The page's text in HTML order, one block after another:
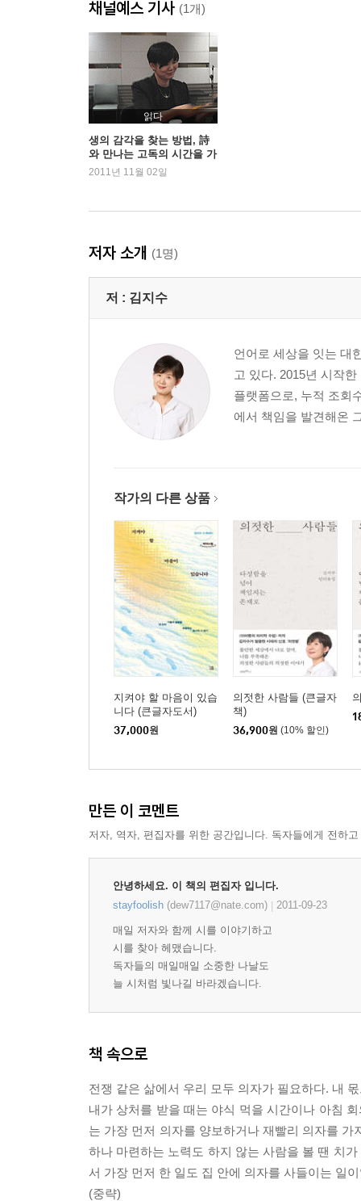
생활을 산다는 것_완전한 슬픔 / 황규관
번짐의 기적_수묵 정원 9 - 번짐 / 장석남
돌침대와 라텍스_침대를 타고 달렸어 / 신현림
아무것도 아닌 것의 위대함_지금, 이 시대 | 박경원
질투의 열정_질투는 나의 힘 / 기형도
인생은 개척이 아니라 살아가는 것_속리산에서 /
2부산다는 것은 곧 생의 무게를 지탱하며 ··· 제 무
그 안도의 땅_닿고 싶은 곳 / 최문자
시지푸스의 운명_야간 산행 / 오세영
다리미의 눈물_추억의 다림질 / 정끝별
반지하 인간_지하인간 / 장정일
시인의 마을_꽃지는 저녁 / 정호승
의자를 샀다_의자 / 이정록
눈물과 똥물의 인과관계_손을 씻는다 / 정진혁
몇 겹의 여자_늙은 여자 / 최정례
일의 기쁨과 슬픔_생활에게 / 이병률
새가 먼저인지 알이 먼저인지…_삶은 달걀 / 백우선
가시는 상처고 가시는 무기다_가시 / 남진우
3부어찌할 바를 몰라도 ··· 또 어찌어찌 살아내는 것
밧줄이 필요해_내 자아가 머무는 곳 / 박서원
키리코의 그림과 함께 한 15초_슬픔이 없는 십오
보톡스가 뭐길래_주름 / 송경동
어찌할 수 없고, 어찌 할 바를 몰라도_어쩌자고 / 진
별에게 가는 길_별 / 이상국
가로등 그늘 아래 서면_가로등 / 박종국
어디선가 나를 찾는 전화벨이 울리고_전화 / 마종기
신기루에 가려거든_남해 금산 / 이성복
울음이 온몸으로 밀려들어온 후에_초산 / 장석주
나도 견디고 있다_겨울산 / 황지우
다정한 그 어깨는 어디로 갔을까?_종점 / 이우걸
에필로그
채널예스 기사 (1개)
읽다
생의 감각을 찾는 방법, 詩
와 만나는 고독의 시간을 가
질 것 - 『시, 나의 가장 가
2011년 11월 02일
저자 소개 (1명)
저 : 김지수
언어로 세상을 잇는 대
고 있다. 2015년 시작
플랫폼으로, 누적 조회
에서 책임을 발견해온
작가의 다른 상품
지켜야 할 마음이 있습
니다 (큰글자도서)
37,000원
의젓한 사람들 (큰글자
책)
36,900원 (10% 할인)
만든 이 코멘트
저자, 역자, 편집자를 위한 공간입니다. 독자들에게 전하
안녕하세요. 이 책의 편집자 입니다.
stayfoolish (dew7117@nate.com) 2011-09-23
매일 저자와 함께 시를 이야기하고
시를 찾아 헤맸습니다.
독자들의 매일매일 소중한 나날도
늘 시처럼 빛나길 바라겠습니다.
책 속으로
전쟁 같은 삶에서 우리 모두 의자가 필요하다. 내
내가 상처를 받을 때는 야식 먹을 시간이나 아침
는 가장 먼저 의자를 양보하거나 재빨리 의자를
하나 마련하는 노력도 하지 않는 사람을 볼 땐 치
서 가장 먼저 한 일도 집 안에 의자를 사들이는 일
(중략)